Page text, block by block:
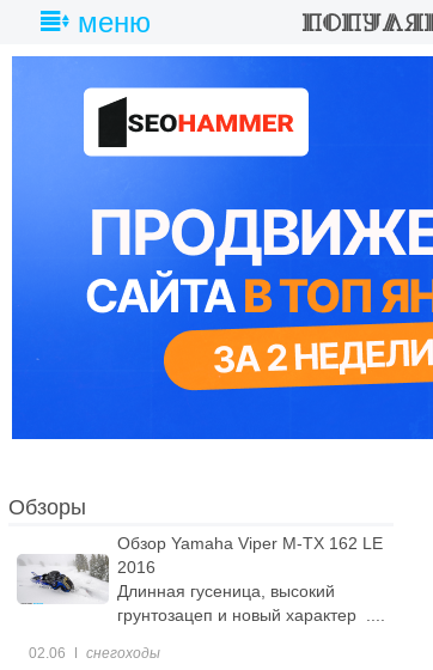
меню
Обзоры
Обзор Yamaha Viper M-TX 162 LE
2016
Длинная гусеница, высокий
грунтозацеп и новый характер ....
02.06 снегоходы